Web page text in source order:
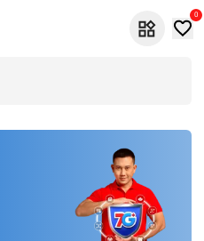
0